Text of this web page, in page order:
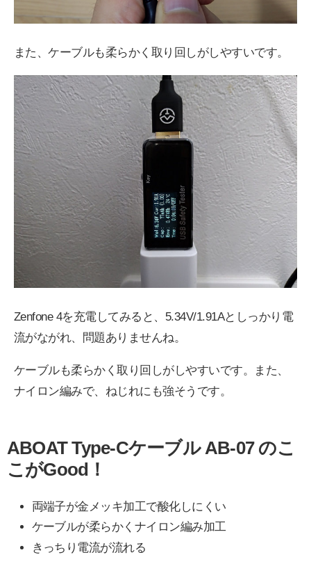
また、ケーブルも柔らかく取り回しがしやすいです。
Zenfone 4を充電してみると、5.34V/1.91Aとしっかり電
流がながれ、問題ありませんね。
ケーブルも柔らかく取り回しがしやすいです。また、
ナイロン編みで、ねじれにも強そうです。
ABOAT Type-Cケーブル AB-07 のこ
こがGood！
両端子が金メッキ加工で酸化しにくい
ケーブルが柔らかくナイロン編み加工
きっちり電流が流れる